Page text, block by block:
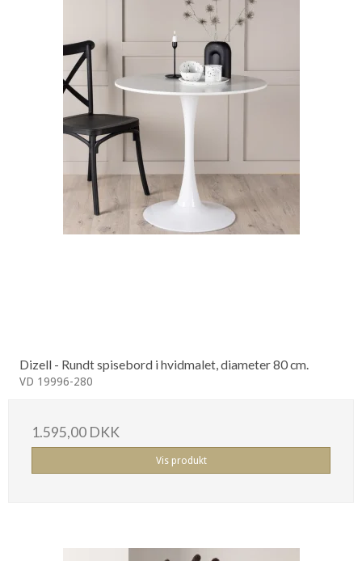
Dizell - Rundt spisebord i hvidmalet, diameter 80 cm.
VD 19996-280
1.595,00 DKK
Vis produkt